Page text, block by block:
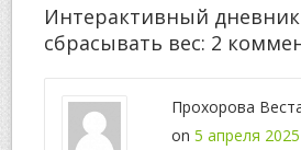
здоровье
Интерактивный
сбрасывать вес: 2
Прохорова
on 5 апреля